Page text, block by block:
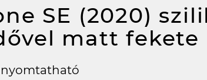
SE (2020)
matt fekete
nyomtatható